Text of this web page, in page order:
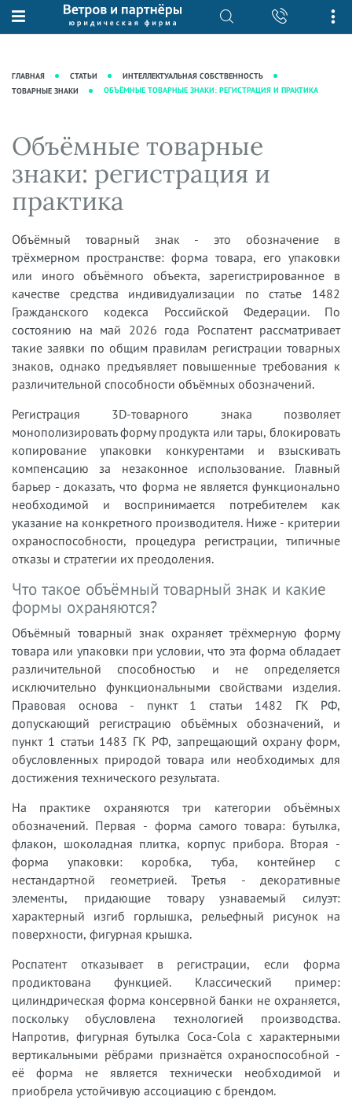
О нас
Рекомендации
Преимущества юридической
фирмы
Кейсы
Вакансии
Юридические услуги
Интеллектуальная собственность
Налоговая практика
Сопровождение бизнеса
Ведение уголовных дел
Защита активов
Ведение дел о банкротстве
База знаний
практики"
Новости
Аудиоподкасты
Видеоподкасты
Справочная
Вопросы-ответы
Вебинары и семинары
ГЛАВНАЯ СТАТЬИ
ИНТЕЛЛЕКТУАЛЬНАЯ СОБСТВЕННОСТЬ
ТОВАРНЫЕ ЗНАКИ
ОБЪЁМНЫЕ ТОВАРНЫЕ ЗНАКИ: РЕГИСТРАЦИЯ И ПРАКТИКА
Объёмные товарные
знаки: регистрация и
практика
Объёмный товарный знак - это обозначение в
трёхмерном пространстве: форма товара, его упаковки
или иного объёмного объекта, зарегистрированное в
качестве средства индивидуализации по статье 1482
Гражданского кодекса Российской Федерации. По
состоянию на май 2026 года Роспатент рассматривает
такие заявки по общим правилам регистрации товарных
знаков, однако предъявляет повышенные требования к
различительной способности объёмных обозначений.
Регистрация 3D-товарного знака позволяет
монополизировать форму продукта или тары, блокировать
копирование упаковки конкурентами и взыскивать
компенсацию за незаконное использование. Главный
барьер - доказать, что форма не является функционально
необходимой и воспринимается потребителем как
указание на конкретного производителя. Ниже - критерии
охраноспособности, процедура регистрации, типичные
отказы и стратегии их преодоления.
Что такое объёмный товарный знак и какие
формы охраняются?
Объёмный товарный знак охраняет трёхмерную форму
товара или упаковки при условии, что эта форма обладает
различительной способностью и не определяется
исключительно функциональными свойствами изделия.
Правовая основа - пункт 1 статьи 1482 ГК РФ,
допускающий регистрацию объёмных обозначений, и
пункт 1 статьи 1483 ГК РФ, запрещающий охрану форм,
обусловленных природой товара или необходимых для
достижения технического результата.
На практике охраняются три категории объёмных
обозначений. Первая - форма самого товара: бутылка,
флакон, шоколадная плитка, корпус прибора. Вторая -
форма упаковки: коробка, туба, контейнер с
нестандартной геометрией. Третья - декоративные
элементы, придающие товару узнаваемый силуэт:
характерный изгиб горлышка, рельефный рисунок на
поверхности, фигурная крышка.
Роспатент отказывает в регистрации, если форма
продиктована функцией. Классический пример:
цилиндрическая форма консервной банки не охраняется,
поскольку обусловлена технологией производства.
Напротив, фигурная бутылка Coca-Cola с характерными
вертикальными рёбрами признаётся охраноспособной -
её форма не является технически необходимой и
приобрела устойчивую ассоциацию с брендом.